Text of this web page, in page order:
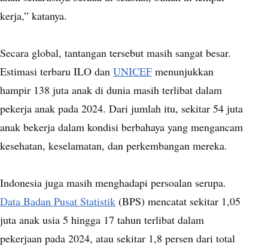
kerja,” katanya.
Secara global, tantangan tersebut masih sangat besar.
Estimasi terbaru ILO dan UNICEF menunjukkan
hampir 138 juta anak di dunia masih terlibat dalam
pekerja anak pada 2024. Dari jumlah itu, sekitar 54 juta
anak bekerja dalam kondisi berbahaya yang mengancam
kesehatan, keselamatan, dan perkembangan mereka.
Indonesia juga masih menghadapi persoalan serupa.
Data Badan Pusat Statistik (BPS) mencatat sekitar 1,05
juta anak usia 5 hingga 17 tahun terlibat dalam
pekerjaan pada 2024, atau sekitar 1,8 persen dari total